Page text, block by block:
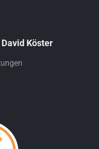
Köster